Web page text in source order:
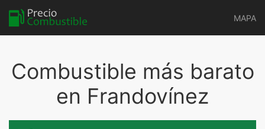
MAPA
Combustible más barato
en Frandovínez